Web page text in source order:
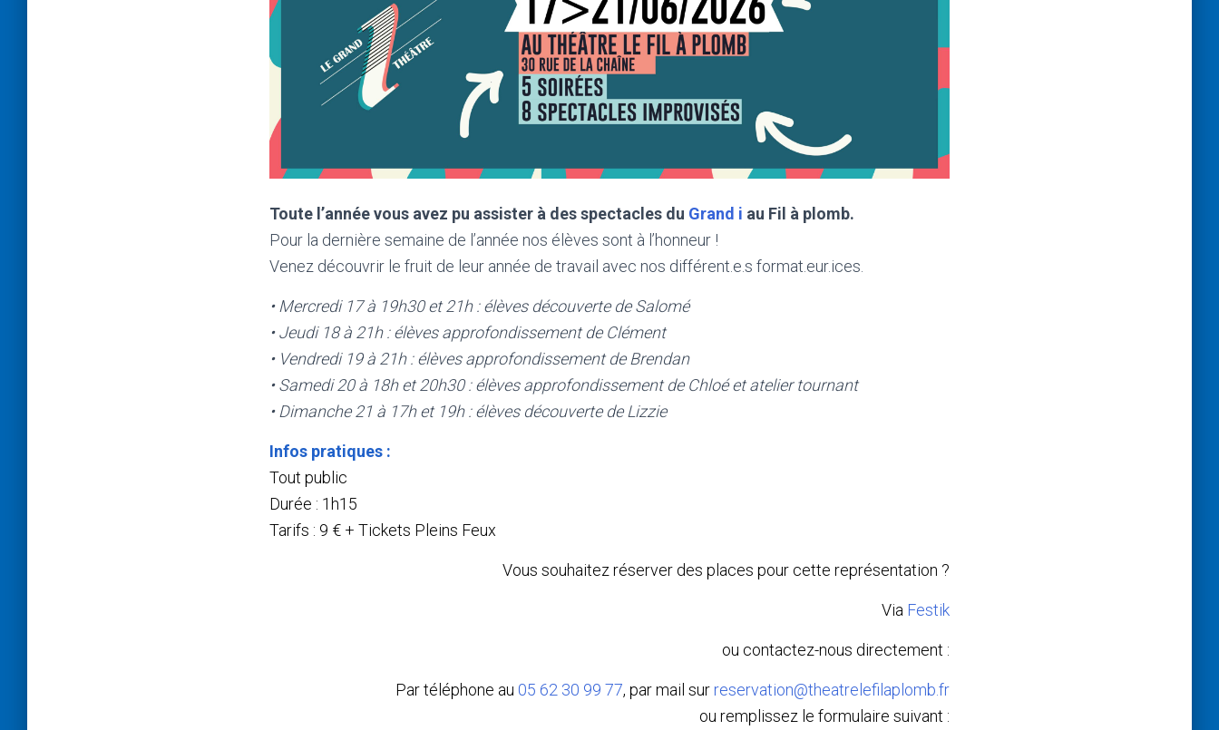
Toute l’année vous avez pu assister à des spectacles du Grand i au Fil à plomb.
Pour la dernière semaine de l’année nos élèves sont à l’honneur !
Venez découvrir le fruit de leur année de travail avec nos différent.e.s format.eur.ices.
• Mercredi 17 à 19h30 et 21h : élèves découverte de Salomé
• Jeudi 18 à 21h : élèves approfondissement de Clément
• Vendredi 19 à 21h : élèves approfondissement de Brendan
• Samedi 20 à 18h et 20h30 : élèves approfondissement de Chloé et atelier tournant
• Dimanche 21 à 17h et 19h : élèves découverte de Lizzie
Infos pratiques :
Tout public
Durée : 1h15
Tarifs : 9 € + Tickets Pleins Feux
Vous souhaitez réserver des places pour cette représentation ?
Via Festik
ou contactez-nous directement :
Par téléphone au 05 62 30 99 77, par mail sur reservation@theatrelefilaplomb.fr
ou remplissez le formulaire suivant :